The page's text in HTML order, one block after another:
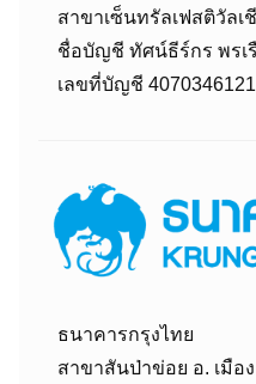
สาขาเซ็นทรัลเฟสติวัลเ
ชื่อบัญชี ทัศน์ธีร์กร พรเ
เลขที่บัญชี 4070346121
ธนาคารกรุงไทย
สาขาสันป่าข่อย อ. เมือง